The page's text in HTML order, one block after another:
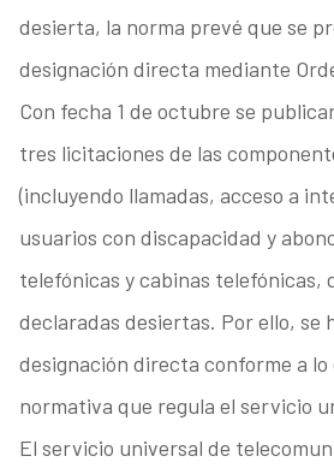
desierta, la norma prevé que se
designación directa mediante
Con fecha 1 de octubre se
tres licitaciones de las
(incluyendo llamadas, acceso a
usuarios con discapacidad y
telefónicas y cabinas telefónicas,
declaradas desiertas. Por ello, se
designación directa conforme a lo
normativa que regula el servicio
El servicio universal de